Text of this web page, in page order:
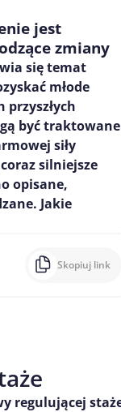
jest
zmiany
się temat
młode
być traktowane
siły
silniejsze
opisane,
Jakie
Skopiuj link
regulującej